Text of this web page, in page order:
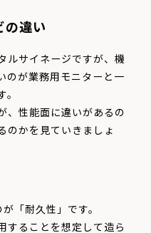
の違い
ルサイネージですが、機
のが業務用モニターと一
、性能面に違いがあるの
のかを見ていきましょ
「耐久性」です。
することを想定して造ら